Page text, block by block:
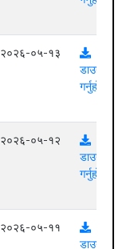
२०२६-०५-१३
डाउनलोड
गर्नुहोस्
२०२६-०५-१२
डाउनलोड
गर्नुहोस्
२०२६-०५-११
डाउनलोड